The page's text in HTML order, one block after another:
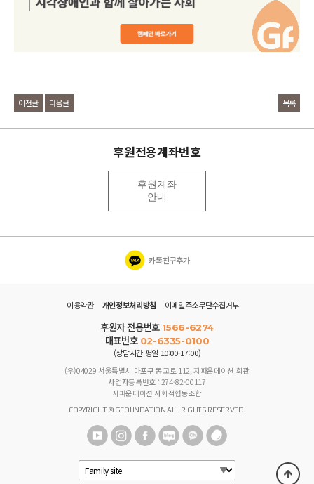
이전글 다음글 목록
후원전용계좌번호
후원계좌
안내
카톡친구추가
이용약관 개인정보처리방침 이메일주소무단수집거부
후원자 전용번호 1566-6274
대표번호 02-6335-0100
(상담시간 평일 10:00-17:00)
(우)04029 서울특별시 마포구 동교로 112, 지파운데이션 회관
사업자등록번호 : 274-82-00117
지파운데이션 사회적협동조합
COPYRIGHT © GFOUNDATION ALL RIGHTS RESERVED.